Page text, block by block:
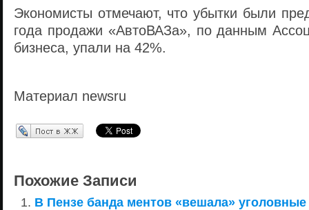
Экономисты отмечают, что убытки были
года продажи «АвтоВАЗа», по данным
бизнеса, упали на 42%.
Материал newsru
Перепост в ЖЖ
Похожие Записи
В Пензе банда ментов «вешала»